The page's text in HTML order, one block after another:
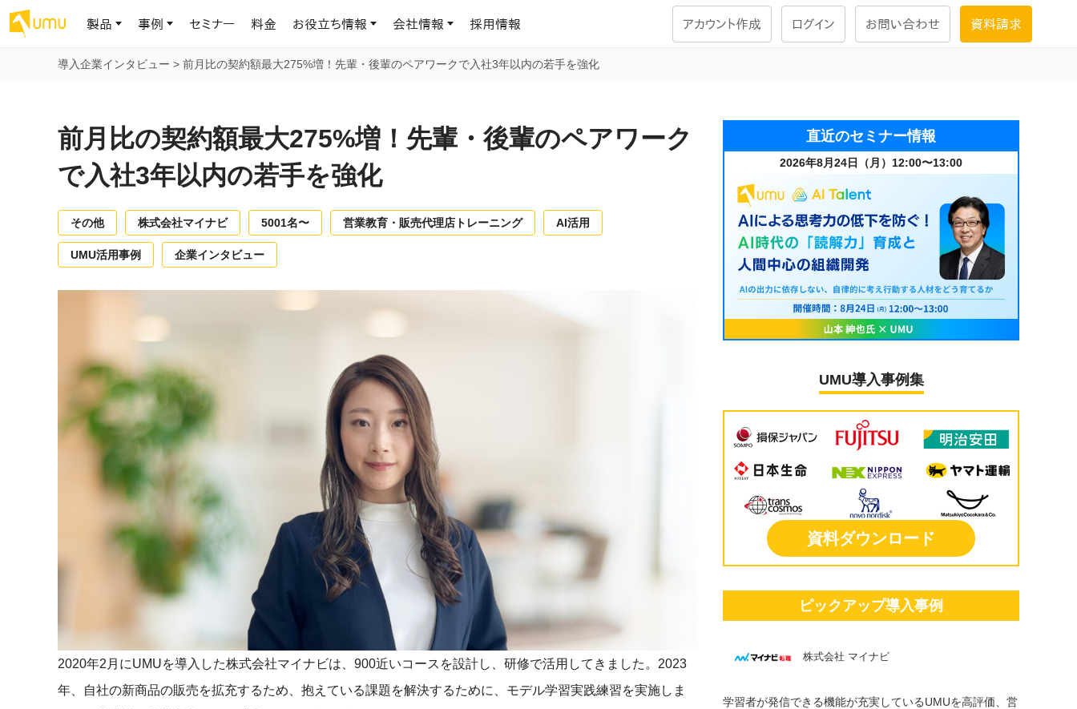
製品
AIリテラシーコース
大規模言語モデル時代のAIリテラ
シー養成オンラインコース
わずか1時間で、初学者から専門家
まで。AIを使いこなすプロンプトリテ
AIリテラシー アセスメント
企業のAIリテラシーを可視化し、組
織変革を推進する人材の発掘・育
AI人材育成：次世代トップセー
ルス育成
営業担当者のAI活用力を高め、成
AI時代の全ビジネスパーソン必須
のコアスキル。 ドラフト作成を自動
化し、業務スピードを加速
断。 時間の管理からエネルギーの
AIロープレ
学習の科学に基づくAIロープレで、
現場スキルを再現可能な組織成果
へ
Chatbot
の交渉力強化までを網羅
AI部下との対話シミュレーションで
マネジメント課題を特定。個別フィ
ードバックでスキルを定着
uShow
製品紹介や営業トレーニングといっ
た、重要なビジネスプレゼンに最適
化されたPPTスピーチ練習
UMU AI課題
AIによる個別フィードバックで練習
の質を飛躍的に高め、スキルアップ
を実現
AIバーチャル講師の動画をワンクリ
ックで作成。企業研修やマニュアル
作成の手間を削減
ラーニングプラットフォーム
OJTの教育と学習
学習ツール
大画面インタラクション
学習プログラム
事例
お客様の課題解決のプロセスと成果を、インタビュー記事でご紹介し
お客様の声
導入企業一覧
セミナー 料金 お役立ち情報
AI活用や人材育成に役立つ、課題解決のための資料を無料でご提
供します
お知らせ
UMUコースマーケット
専門家がAIや組織開発を深掘り解説する、実践に役立つナレッジで
す
サービスのご利用方法や料金など、多く寄せられるご質問にお答えし
ます
会社情報
世界203カ国・国内28,000社以上の導入実績と基本情報
私たちについて
ミッション・ビジョン、社名に込められた想い
代表メッセージ
AI時代に、人間の可能性を拡張する。学びと人的資本の未来
代表・顧問
セキュリティ
ISO認証取得済み。最高水準のセキュリティ体制
採用情報 アカウント作成 ログイン お問い合わせ 資料請求
導入企業インタビュー > 前月比の契約額最大275%増！先輩・後輩のペアワークで入社3年以内の若手を強化
前月比の契約額最大275%増！先輩・後輩のペアワーク
で入社3年以内の若手を強化
その他 株式会社マイナビ 5001名〜 営業教育・販売代理店トレーニング AI活用
UMU活用事例 企業インタビュー
2020年2月にUMUを導入した株式会社マイナビは、900近いコースを設計し、研修で活用してきました。2023
年、自社の新商品の販売を拡充するため、抱えている課題を解決するために、モデル学習実践練習を実施しま
直近のセミナー情報
2026年8月24日（月）12:00〜13:00
UMU導入事例集
資料ダウンロード
ピックアップ導入事例
株式会社 マイナビ
学習者が発信できる機能が充実しているUMUを高評価、営